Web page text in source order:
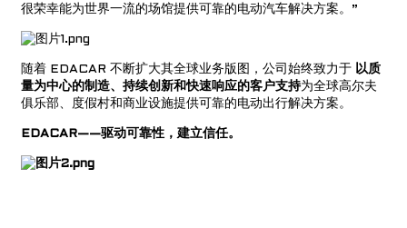
很荣幸能为世界一流的场馆提供可靠的电动汽车解决方案。”
随着 EDACAR 不断扩大其全球业务版图，公司始终致力于 以质
量为中心的制造、持续创新和快速响应的客户支持为全球高尔夫
俱乐部、度假村和商业设施提供可靠的电动出行解决方案。
EDACAR——驱动可靠性，建立信任。